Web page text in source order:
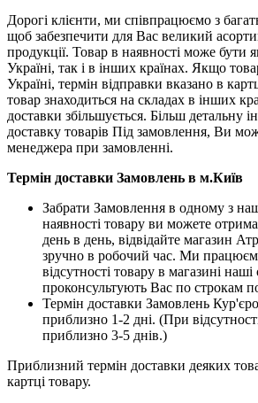
Дорогі клієнти, ми співпрацюємо з
щоб забезпечити для Вас великий
продукції. Товар в наявності може бути
Україні, так і в інших країнах. Якщо
Україні, термін відправки вказано в
товар знаходиться на складах в інших
доставки збільшується. Більш детальну
доставку товарів Під замовлення, Ви
менеджера при замовленні.
Термін доставки Замовлень в м.Київ
Забрати Замовлення в одному з
наявності товару ви можете
день в день, відвідайте магазин
зручно в робочий час. Ми
відсутності товару в магазині наші
проконсультують Вас по строкам
Термін доставки Замовлень
приблизно 1-2 дні. (При
приблизно 3-5 днів.)
Приблизний термін доставки деяких
картці товару.